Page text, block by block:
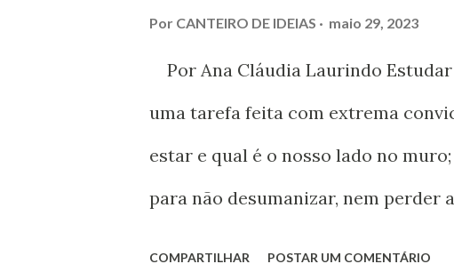
Por CANTEIRO DE IDEIAS maio 29, 2023
Por Ana Cláudia Laurindo
uma tarefa feita com extrema
estar e qual é o nosso lado no
para não desumanizar, nem perder
COMPARTILHAR POSTAR UM COMENTÁRIO